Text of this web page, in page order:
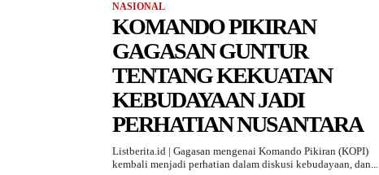
NASIONAL
KOMANDO PIKIRAN
GAGASAN GUNTUR
TENTANG KEKUATAN
KEBUDAYAAN JADI
PERHATIAN NUSANTARA
Listberita.id | Gagasan mengenai Komando Pikiran (KOPI)
kembali menjadi perhatian dalam diskusi kebudayaan, dan...